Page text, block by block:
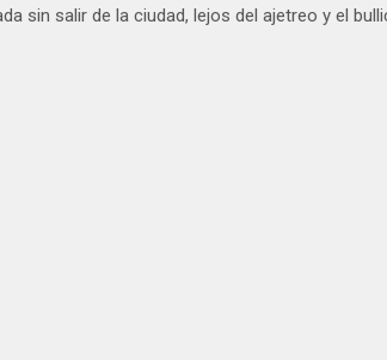
sin salir de la ciudad, lejos del ajetreo y el